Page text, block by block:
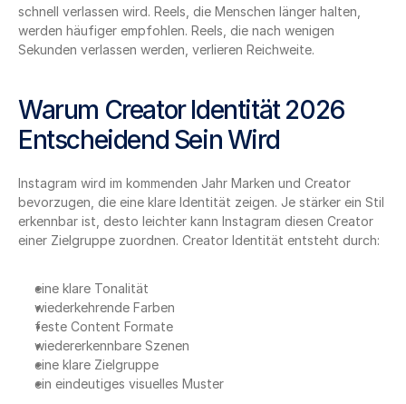
schnell verlassen wird. Reels, die Menschen länger halten,
werden häufiger empfohlen. Reels, die nach wenigen
Sekunden verlassen werden, verlieren Reichweite.
Warum Creator Identität 2026
Entscheidend Sein Wird
Instagram wird im kommenden Jahr Marken und Creator
bevorzugen, die eine klare Identität zeigen. Je stärker ein Stil
erkennbar ist, desto leichter kann Instagram diesen Creator
einer Zielgruppe zuordnen. Creator Identität entsteht durch:
eine klare Tonalität
wiederkehrende Farben
feste Content Formate
wiedererkennbare Szenen
eine klare Zielgruppe
ein eindeutiges visuelles Muster